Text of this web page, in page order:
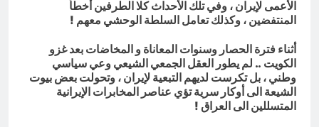
الأعمى لإيران ، وفي تلك الأحداث كلا الطرفين أخطأ
المنتفضين ، وكذلك تعامل السلطة الوحشي معهم !
أثناء فترة الحصار وسنوات المعاناة و المخاضات بعد غزو
الكويت .. لم يطور العقل الجمعي الشيعي وعي سياسي
وطني ، بل تكرست لديهم التبعية لإيران ، وتحولت بعض بيوت
الشيعة الى أوكار سرية تؤي عناصر المخابرات الإيرانية
المتسللين الى العراق !